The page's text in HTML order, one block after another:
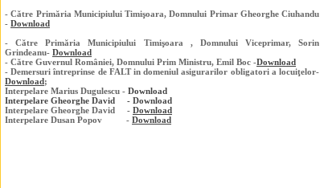
- Către Primăria Municipiului Timişoara, Domnului Primar Gheorghe Ciuhandu
- Download
- Către Primăria Municipiului Timişoara , Domnului Viceprimar, Sorin
Grindeanu- Download
- Către Guvernul României, Domnului Prim Ministru, Emil Boc -Download
- Demersuri întreprinse de FALT in domeniul asigurarilor obligatori a locuiţelor-
Download;
Interpelare Marius Dugulescu - Download
Interpelare Gheorghe David - Download
Interpelare Gheorghe David - Download
Interpelare Dusan Popov - Download